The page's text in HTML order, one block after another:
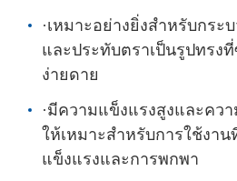
·เหมาะอย่างยิ่งสําหรับกร
และประทับตราเป็นรูปทรง
ง่ายดาย
·มีความแข็งแรงสูงและคว
ให้เหมาะสําหรับการใช้งา
แข็งแรงและการพกพา